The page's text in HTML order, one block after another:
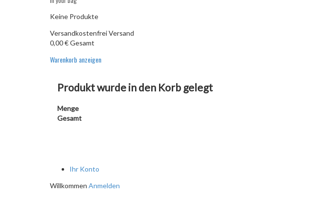
Keine Produkte
VersandkostenfreiVersand
0,00 €Gesamt
Warenkorb anzeigen
Produkt wurde in den Korb gelegt
Menge
Gesamt
Ihr Konto
Willkommen Anmelden